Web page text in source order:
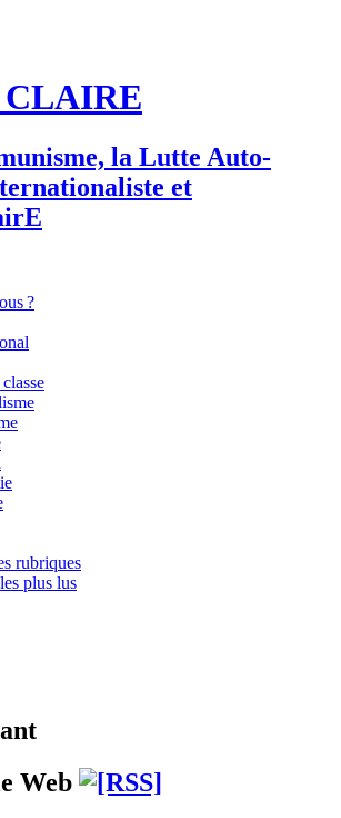
CLAIRE
la Lutte Auto-
et
E
?
rubriques
plus lus
Web